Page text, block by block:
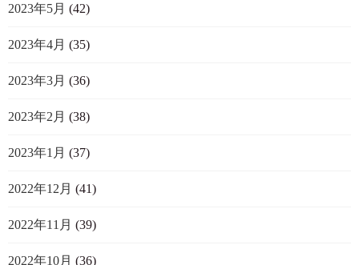
2023年5月 (42)
2023年4月 (35)
2023年3月 (36)
2023年2月 (38)
2023年1月 (37)
2022年12月 (41)
2022年11月 (39)
2022年10月 (36)